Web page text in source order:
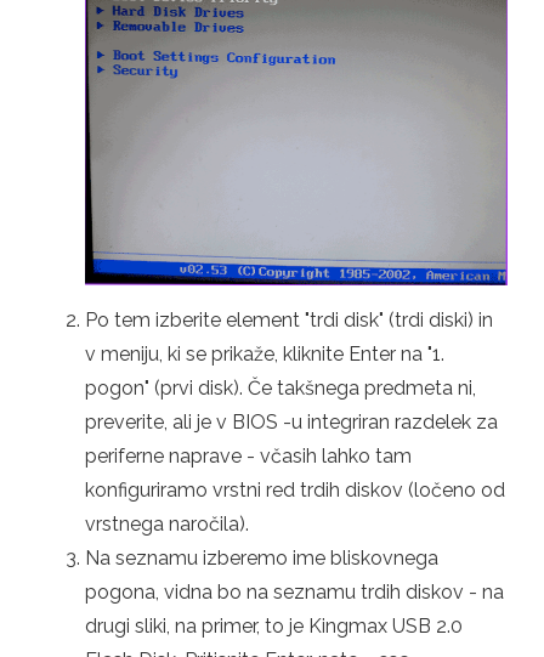
Po tem izberite element "trdi disk" (trdi diski) in
v meniju, ki se prikaže, kliknite Enter na "1.
pogon" (prvi disk). Če takšnega predmeta ni,
preverite, ali je v BIOS -u integriran razdelek za
periferne naprave - včasih lahko tam
konfiguriramo vrstni red trdih diskov (ločeno od
vrstnega naročila).
Na seznamu izberemo ime bliskovnega
pogona, vidna bo na seznamu trdih diskov - na
drugi sliki, na primer, to je Kingmax USB 2.0